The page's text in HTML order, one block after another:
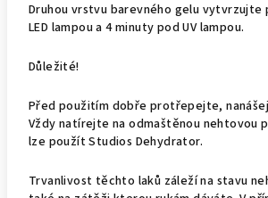
Druhou vrstvu barevného gelu vytvrzujte
LED lampou a 4 minuty pod UV lampou.
Důležité!
Před použitím dobře protřepejte,
Vždy natírejte na odmaštěnou nehtovou
lze použít Studios Dehydrator.
Trvanlivost těchto laků záleží na stavu